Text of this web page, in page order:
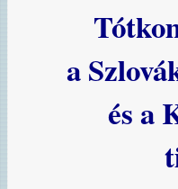
a
és a